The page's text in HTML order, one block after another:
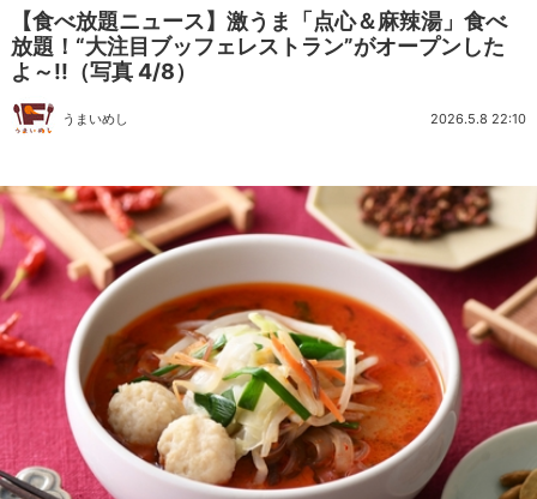
【食べ放題ニュース】激うま「点心＆麻辣湯」食べ
放題！“大注目ブッフェレストラン”がオープンした
よ～!!（写真 4/8）
うまいめし 2026.5.8 22:10